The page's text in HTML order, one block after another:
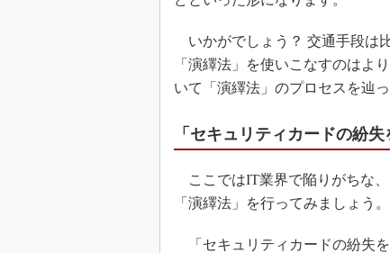
いかがでしょう？ 交通手段は
「演繹法」を使いこなすのはよ
いて「演繹法」のプロセスを辿っ
「セキュリティカードの紛失
ここではIT業界で陥りがちな
「演繹法」を行ってみましょう。
「セキュリティカードの紛失